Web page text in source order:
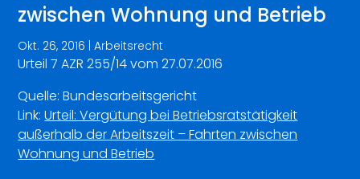
zwischen Wohnung und Betrieb
Okt. 26, 2016 |Arbeitsrecht
Urteil 7 AZR 255/14 vom 27.07.2016
Quelle: Bundesarbeitsgericht
Link:Urteil: Vergütung bei Betriebsratstätigkeit
außerhalb der Arbeitszeit – Fahrten zwischen
Wohnung und Betrieb